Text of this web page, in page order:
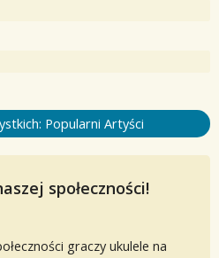
Popularni Artyści
społeczności!
graczy ukulele na